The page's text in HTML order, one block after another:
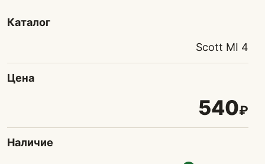
Каталог
Scott MI 4
Цена
540₽
Наличие